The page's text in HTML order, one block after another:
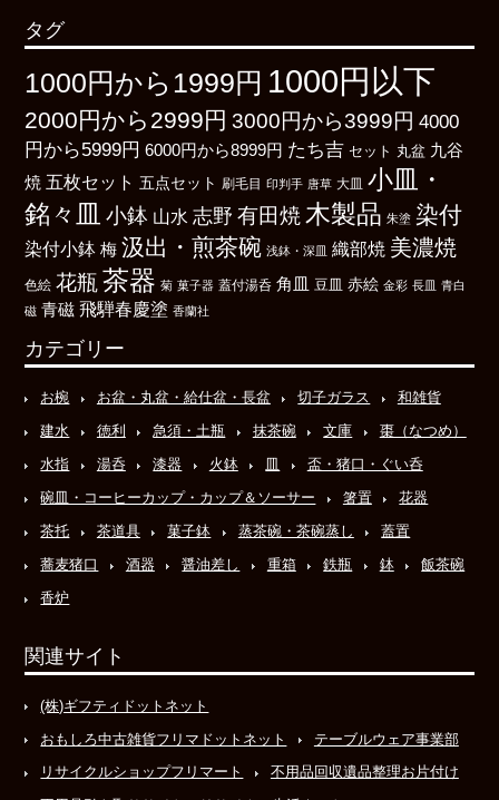
タグ
1000円から1999円 1000円以下
2000円から2999円 3000円から3999円 4000
円から5999円 6000円から8999円 たち吉 セット 丸盆 九谷
焼 五枚セット 五点セット 刷毛目 印判手 唐草 大皿 小皿・
銘々皿 小鉢 山水 志野 有田焼 木製品 朱塗 染付
染付小鉢 梅 汲出・煎茶碗 浅鉢・深皿 織部焼 美濃焼
色絵 花瓶 茶器 菊 菓子器 蓋付湯呑 角皿 豆皿 赤絵 金彩 長皿 青白
磁 青磁 飛騨春慶塗 香蘭社
カテゴリー
お椀 お盆・丸盆・給仕盆・長盆 切子ガラス
和雑貨
建水
徳利 急須・土瓶 抹茶碗 文庫
棗（なつめ）
水指
湯呑 漆器 火鉢 皿
盃・猪口・ぐい呑
碗皿・コーヒーカップ・カップ＆ソーサー
箸置
花器
茶托
茶道具 菓子鉢 蒸茶碗・茶碗蒸し
蓋置
蕎麦猪口
酒器 醤油差し 重箱 鉄瓶 鉢
飯茶碗
香炉
関連サイト
(株)ギフティドットネット
おもしろ中古雑貨フリマドットネット
テーブルウェア事業部
リサイクルショップフリマート
不用品回収遺品整理お片付け